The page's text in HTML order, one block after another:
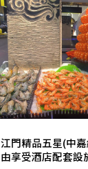
江門精品五星(中
由享受酒店配套